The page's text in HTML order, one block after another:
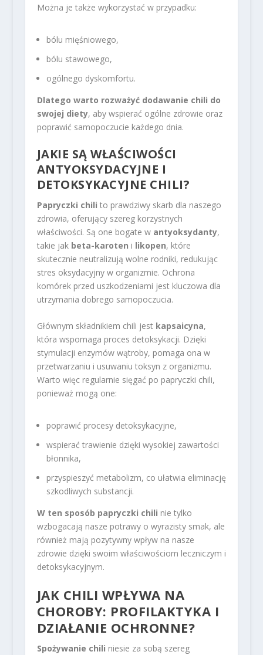
Można je także wykorzystać w przypadku:
bólu mięśniowego,
bólu stawowego,
ogólnego dyskomfortu.
Dlatego warto rozważyć dodawanie chili do
swojej diety, aby wspierać ogólne zdrowie oraz
poprawić samopoczucie każdego dnia.
JAKIE SĄWŁAŚCIWOŚCI
ANTYOKSYDACYJNE I
DETOKSYKACYJNE CHILI?
Papryczki chili to prawdziwy skarb dla naszego
zdrowia, oferujący szereg korzystnych
właściwości. Są one bogate w antyoksydanty,
takie jak beta-karoten i likopen, które
skutecznie neutralizują wolne rodniki, redukując
stres oksydacyjny w organizmie. Ochrona
komórek przed uszkodzeniami jest kluczowa dla
utrzymania dobrego samopoczucia.
Głównym składnikiem chili jest kapsaicyna,
która wspomaga proces detoksykacji. Dzięki
stymulacji enzymów wątroby, pomaga ona w
przetwarzaniu i usuwaniu toksyn z organizmu.
Warto więc regularnie sięgać po papryczki chili,
ponieważ mogą one:
poprawić procesy detoksykacyjne,
wspierać trawienie dzięki wysokiej zawartości
błonnika,
przyspieszyć metabolizm, co ułatwia eliminację
szkodliwych substancji.
W ten sposób papryczki chili nie tylko
wzbogacają nasze potrawy o wyrazisty smak, ale
również mają pozytywny wpływ na nasze
zdrowie dzięki swoim właściwościom leczniczym i
detoksykacyjnym.
JAK CHILI WPŁYWA NA
CHOROBY: PROFILAKTYKA I
DZIAŁANIE OCHRONNE?
Spożywanie chili niesie za sobą szereg